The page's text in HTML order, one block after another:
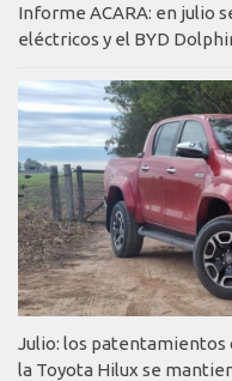
Informe ACARA: en julio
eléctricos y el BYD
Julio: los patentamientos
la Toyota Hilux se